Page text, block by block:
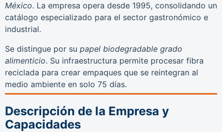
México. La empresa opera desde 1995, consolidando un
catálogo especializado para el sector gastronómico e
industrial.
Se distingue por su papel biodegradable grado
alimenticio. Su infraestructura permite procesar fibra
reciclada para crear empaques que se reintegran al
medio ambiente en solo 75 días.
Descripción de la Empresa y
Capacidades